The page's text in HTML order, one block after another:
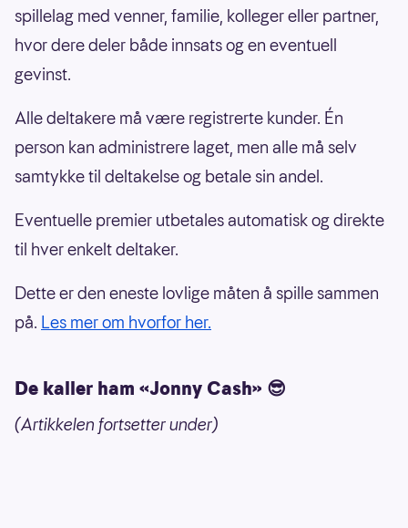
spillelag med venner, familie, kolleger eller partner,
hvor dere deler både innsats og en eventuell
gevinst.
Alle deltakere må være registrerte kunder. Én
person kan administrere laget, men alle må selv
samtykke til deltakelse og betale sin andel.
Eventuelle premier utbetales automatisk og direkte
til hver enkelt deltaker.
Dette er den eneste lovlige måten å spille sammen
på. Les mer om hvorfor her.
De kaller ham «Jonny Cash» 😎
(Artikkelen fortsetter under)